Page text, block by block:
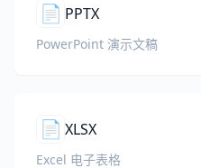
📄 PPTX
PowerPoint 演示文稿
📄 XLSX
Excel 电子表格